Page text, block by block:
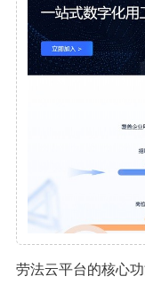
劳法云平台的核心功